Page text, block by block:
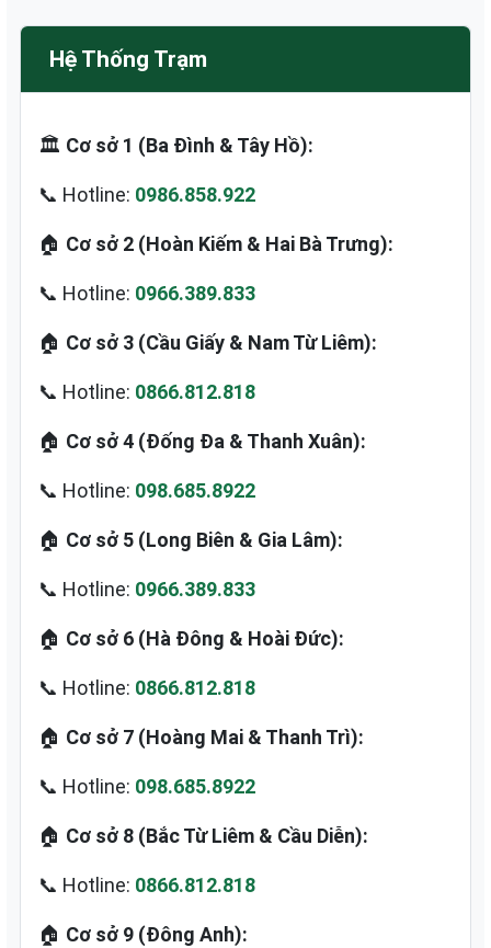
Hệ Thống Trạm
🏛️ Cơ sở 1 (Ba Đình & Tây Hồ):
📞 Hotline: 0986.858.922
🏠 Cơ sở 2 (Hoàn Kiếm & Hai Bà Trưng):
📞 Hotline: 0966.389.833
🏠 Cơ sở 3 (Cầu Giấy & Nam Từ Liêm):
📞 Hotline: 0866.812.818
🏠 Cơ sở 4 (Đống Đa & Thanh Xuân):
📞 Hotline: 098.685.8922
🏠 Cơ sở 5 (Long Biên & Gia Lâm):
📞 Hotline: 0966.389.833
🏠 Cơ sở 6 (Hà Đông & Hoài Đức):
📞 Hotline: 0866.812.818
🏠 Cơ sở 7 (Hoàng Mai & Thanh Trì):
📞 Hotline: 098.685.8922
🏠 Cơ sở 8 (Bắc Từ Liêm & Cầu Diễn):
📞 Hotline: 0866.812.818
🏠 Cơ sở 9 (Đông Anh):